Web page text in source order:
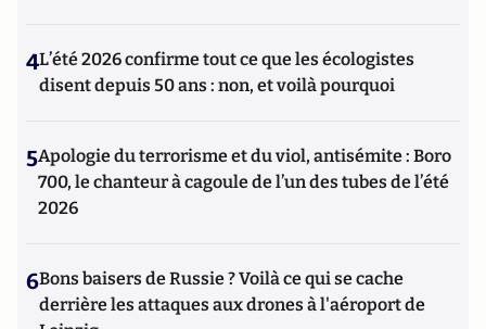
4L’été 2026 confirme tout ce que les écologistes
disent depuis 50 ans : non, et voilà pourquoi
5Apologie du terrorisme et du viol, antisémite : Boro
700, le chanteur à cagoule de l’un des tubes de l’été
2026
6Bons baisers de Russie ? Voilà ce qui se cache
derrière les attaques aux drones à l'aéroport de